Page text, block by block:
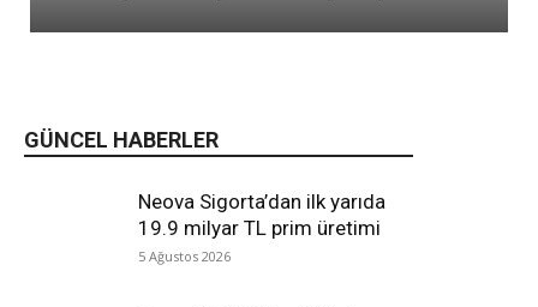
GÜNCEL HABERLER
Neova Sigorta’dan ilk yarıda
19.9 milyar TL prim üretimi
5 Ağustos 2026